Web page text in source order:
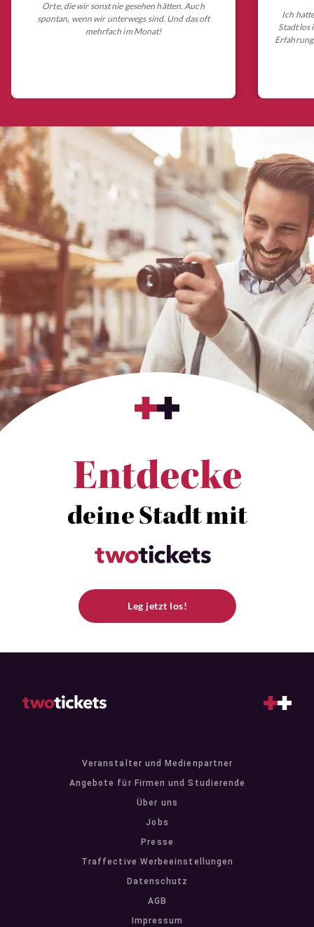
Orte, die wir sonst nie gesehen hätten. Auch
spontan, wenn wir unterwegs sind. Und das oft
mehrfach im Monat!
Ich
Stadt los
Entdecke
deine Stadt mit
Leg jetzt los!
Veranstalter und Medienpartner
Angebote für Firmen und Studierende
Über uns
Jobs
Presse
Traffective Werbeeinstellungen
Datenschutz
AGB
Impressum